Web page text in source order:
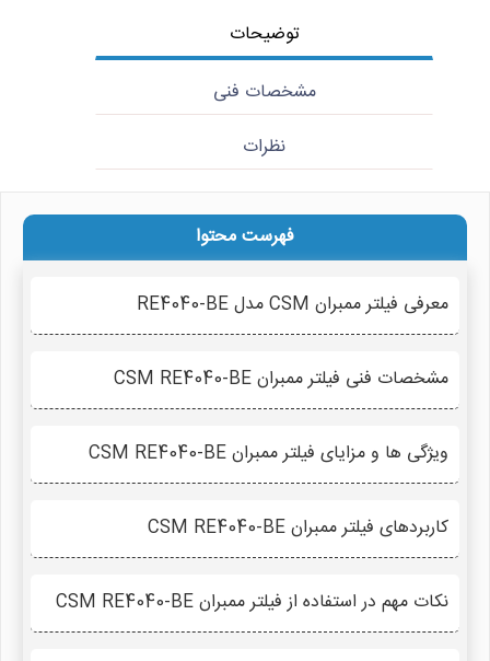
توضیحات
مشخصات فنی
نظرات
فهرست محتوا
معرفی فیلتر ممبران CSM مدل RE4040-BE
مشخصات فنی فیلتر ممبران CSM RE4040-BE
ویژگی ها و مزایای فیلتر ممبران CSM RE4040-BE
کاربردهای فیلتر ممبران CSM RE4040-BE
نکات مهم در استفاده از فیلتر ممبران CSM RE4040-BE